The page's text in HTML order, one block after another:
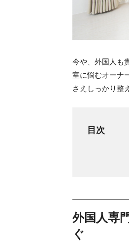
今や、外国人も
室に悩むオーナ
さえしっかり整
目次
外国人専
ぐ